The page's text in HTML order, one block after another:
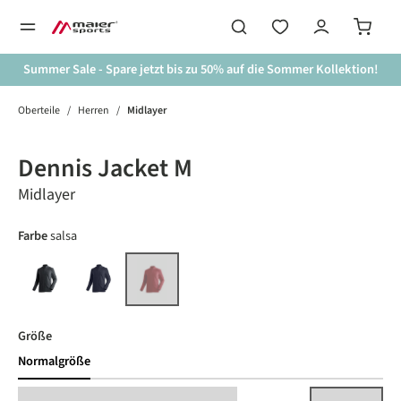
springen
Summer Sale - Spare jetzt bis zu 50% auf die Sommer Kollektion!
Oberteile / Herren / Midlayer
Dennis Jacket M
Midlayer
Farbeauswählen
salsa
black night sky salsa
(Diese Option ist zurzeit nicht verfügbar.)
Größeauswählen
Normalgröße